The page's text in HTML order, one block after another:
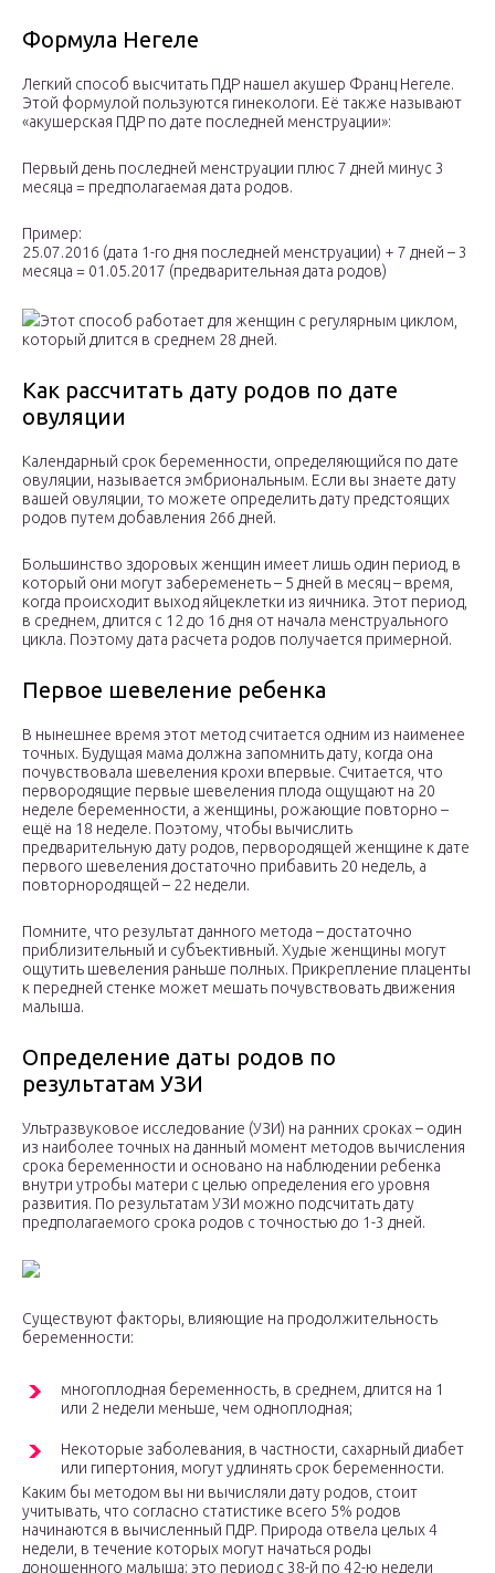
Формула Негеле
Легкий способ высчитать ПДР нашел акушер Франц Негеле.
Этой формулой пользуются гинекологи. Её также называют
«акушерская ПДР по дате последней менструации»:
Первый день последней менструации плюс 7 дней минус 3
месяца = предполагаемая дата родов.
Пример:
25.07.2016 (дата 1-го дня последней менструации) + 7 дней – 3
месяца = 01.05.2017 (предварительная дата родов)
Этот способ работает для женщин с регулярным циклом,
который длится в среднем 28 дней.
Как рассчитать дату родов по дате
овуляции
Календарный срок беременности, определяющийся по дате
овуляции, называется эмбриональным. Если вы знаете дату
вашей овуляции, то можете определить дату предстоящих
родов путем добавления 266 дней.
Большинство здоровых женщин имеет лишь один период, в
который они могут забеременеть – 5 дней в месяц – время,
когда происходит выход яйцеклетки из яичника. Этот период,
в среднем, длится с 12 до 16 дня от начала менструального
цикла. Поэтому дата расчета родов получается примерной.
Первое шевеление ребенка
В нынешнее время этот метод считается одним из наименее
точных. Будущая мама должна запомнить дату, когда она
почувствовала шевеления крохи впервые. Считается, что
первородящие первые шевеления плода ощущают на 20
неделе беременности, а женщины, рожающие повторно –
ещё на 18 неделе. Поэтому, чтобы вычислить
предварительную дату родов, первородящей женщине к дате
первого шевеления достаточно прибавить 20 недель, а
повторнородящей – 22 недели.
Помните, что результат данного метода – достаточно
приблизительный и субъективный. Худые женщины могут
ощутить шевеления раньше полных. Прикрепление плаценты
к передней стенке может мешать почувствовать движения
малыша.
Определение даты родов по
результатам УЗИ
Ультразвуковое исследование (УЗИ) на ранних сроках – один
из наиболее точных на данный момент методов вычисления
срока беременности и основано на наблюдении ребенка
внутри утробы матери с целью определения его уровня
развития. По результатам УЗИ можно подсчитать дату
предполагаемого срока родов с точностью до 1-3 дней.
Существуют факторы, влияющие на продолжительность
беременности:
многоплодная беременность, в среднем, длится на 1
или 2 недели меньше, чем одноплодная;
Некоторые заболевания, в частности, сахарный диабет
или гипертония, могут удлинять срок беременности.
Каким бы методом вы ни вычисляли дату родов, стоит
учитывать, что согласно статистике всего 5% родов
начинаются в вычисленный ПДР. Природа отвела целых 4
недели, в течение которых могут начаться роды
доношенного малыша: это период с 38-й по 42-ю недели